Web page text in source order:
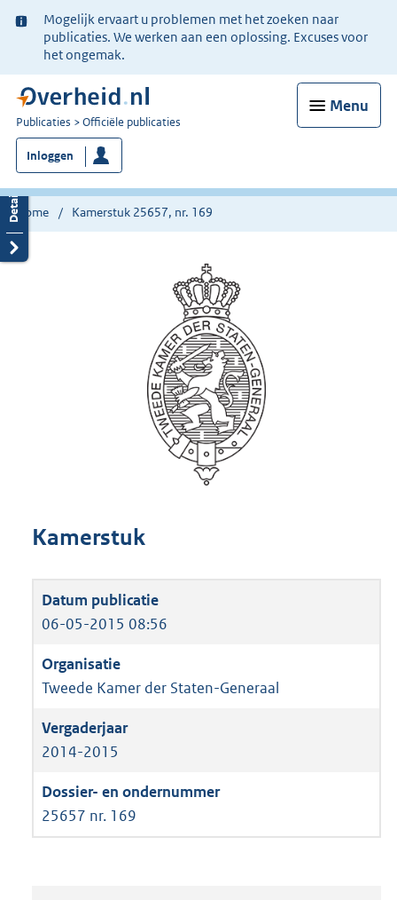
Ter
informatie:
Mogelijk ervaart u problemen met het zoeken naar
publicaties. We werken aan een oplossing. Excuses voor
het ongemak.
Menu
U
bent
nu
hier:
Publicaties Officiële publicaties
Inloggen
Home Kamerstuk 25657, nr. 169
Kamerstuk
06-05-2015 08:56
Tweede Kamer der Staten-Generaal
2014-2015
25657 nr. 169